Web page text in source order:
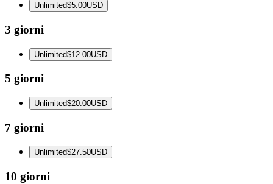
Unlimited$5.00USD
3 giorni
Unlimited$12.00USD
5 giorni
Unlimited$20.00USD
7 giorni
Unlimited$27.50USD
10 giorni